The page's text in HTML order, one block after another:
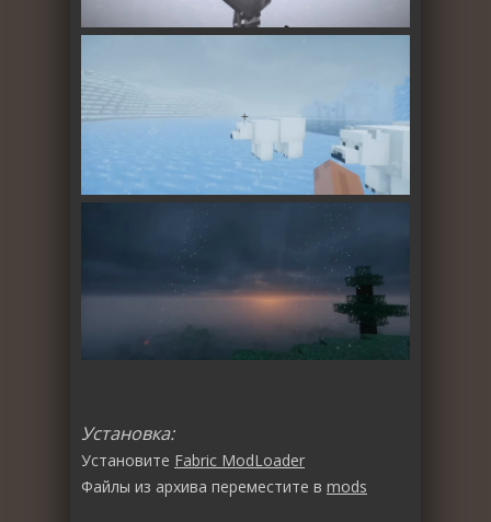
Установка:
Установите Fabric ModLoader
Файлы из архива переместите в mods